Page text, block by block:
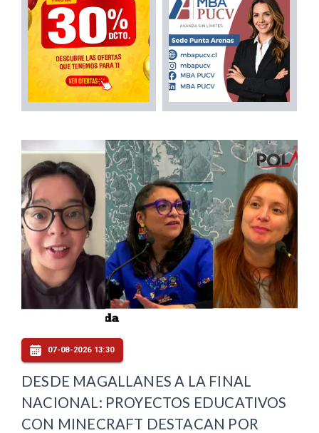
07-08-2026 13:30
DESDE MAGALLANES A LA FINAL
NACIONAL: PROYECTOS EDUCATIVOS
CON MINECRAFT DESTACAN POR